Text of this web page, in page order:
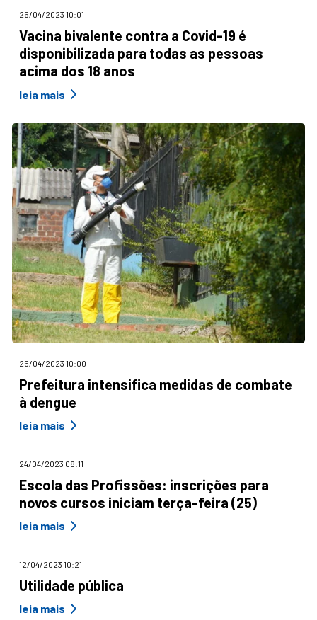
25/04/2023 10:01
Vacina bivalente contra a Covid-19 é
disponibilizada para todas as pessoas
acima dos 18 anos
leia mais
25/04/2023 10:00
Prefeitura intensifica medidas de combate
à dengue
leia mais
24/04/2023 08:11
Escola das Profissões: inscrições para
novos cursos iniciam terça-feira (25)
leia mais
12/04/2023 10:21
Utilidade pública
leia mais